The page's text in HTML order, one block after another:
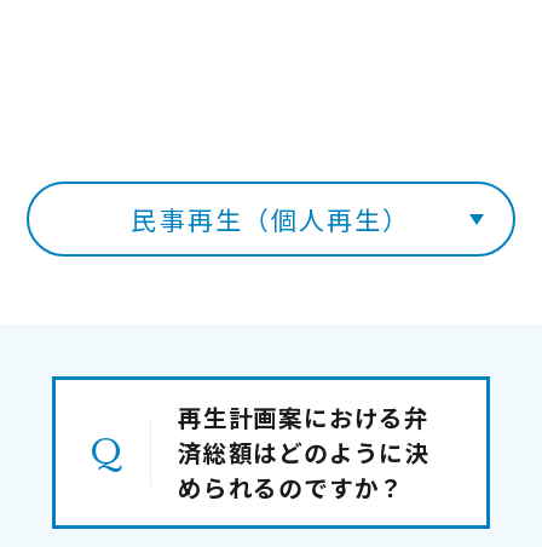
民事再生（個人再生）
再生計画案における弁
済総額はどのように決
められるのですか？